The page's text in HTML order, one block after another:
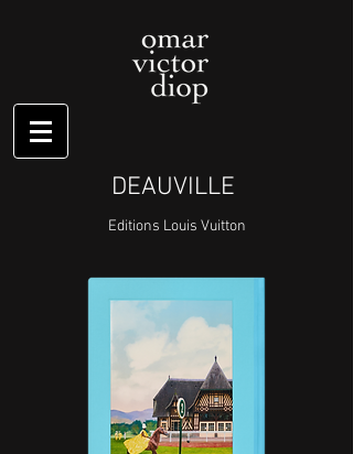
DEAUVILLE
Editions Louis Vuitton